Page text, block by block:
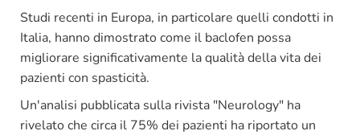
Studi recenti in Europa, in particolare quelli condotti in
Italia, hanno dimostrato come il baclofen possa
migliorare significativamente la qualità della vita dei
pazienti con spasticità.
Un'analisi pubblicata sulla rivista "Neurology" ha
rivelato che circa il 75% dei pazienti ha riportato un